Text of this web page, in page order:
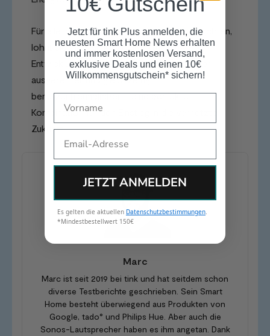
Für alle, die ihr Smart Home erweitern möchten,
lohnt sich ein Blick auf die aktuellen
Entwicklungen. Die Technologie wird immer
ausgereifter und gleichzeitig
benutzerfreundlicher – eine perfekte
Kombination für den Einstieg in die vernetzte
Zukunft.
Marc
Marc ist seit 2019 bei tink und hat seitdem schon
diverse Testberichte geschrieben. Sein Smart
Home besteht überwiegend aus Produkten von
Google, tado° und Philips Hue. Aber auch die
Sonos-Lautsprecher haben es ihm angetan. Dank
Jetzt für tink Plus anmelden, die
neuesten Smart Home News erhalten
und immer kostenlosen Versand,
exklusive Deals und einen 10€
Willkommensgutschein* sichern!
JETZT ANMELDEN
Es gelten die aktuellen Datenschutzbestimmungen
*Mindestbestellwert 150€